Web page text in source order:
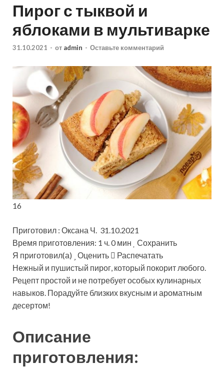
Пирог с тыквой и
яблоками в мультиварке
31.10.2021 - от admin - Оставьте комментарий
16
Приготовил : Оксана Ч. 31.10.2021
Время приготовления: 1 ч. 0 мин
Сохранить
Я приготовил(а)
Оценить
Распечатать
Нежный и пушистый пирог, который покорит любого.
Рецепт простой и не потребует особых кулинарных
навыков. Порадуйте близких вкусным и ароматным
десертом!
Описание
приготовления: